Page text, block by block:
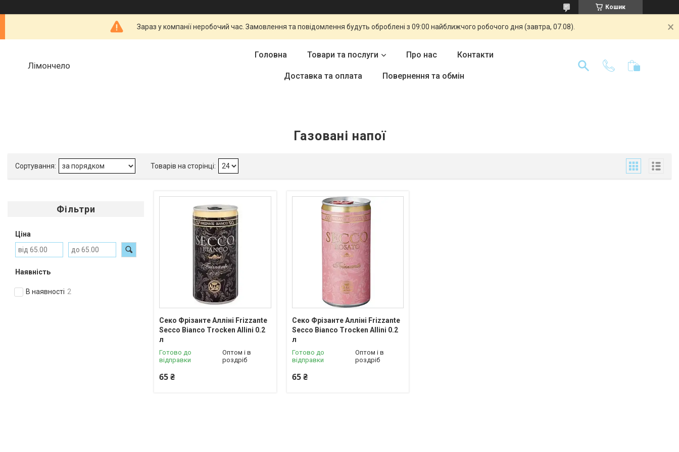
Кошик
Зараз у компанії неробочий час. Замовлення та повідомлення будуть оброблені з 09:00 найближчого робочого дня (завтра, 07.08).
Лімончело
Головна Товари та послуги Про нас Контакти
Доставка та оплата Повернення та обмін
Газовані напої
Фільтри
Ціна
Наявність
В наявності 2
Секо Фрізанте Алліні Frizzante
Secco Bianco Trocken Allini 0.2
л
Готово до
відправки
Оптом і в
роздріб
65 ₴
Секо Фрізанте Алліні Frizzante
Secco Bianco Trocken Allini 0.2
л
Готово до
відправки
Оптом і в
роздріб
65 ₴